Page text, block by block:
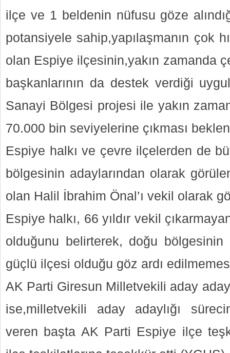
ilçe ve 1 beldenin nüfusu göze
potansiyele sahip,yapılaşmanın çok
olan Espiye ilçesinin,yakın zamanda
başkanlarının da destek verdiği
Sanayi Bölgesi projesi ile yakın
70.000 bin seviyelerine çıkması
Espiye halkı ve çevre ilçelerden de
bölgesinin adaylarından olarak
olan Halil İbrahim Önal’ı vekil olarak
Espiye halkı, 66 yıldır vekil
olduğunu belirterek, doğu
güçlü ilçesi olduğu göz ardı
AK Parti Giresun Milletvekili aday
ise,milletvekili aday adaylığı
veren başta AK Parti Espiye ilçe